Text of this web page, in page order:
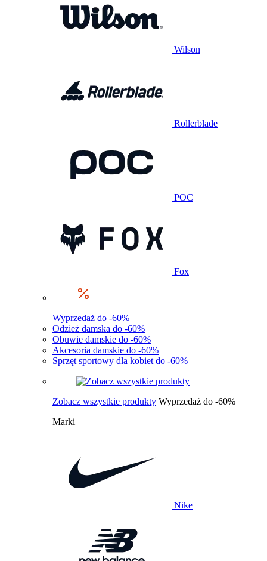
Wilson
Rollerblade
POC
Fox
Wyprzedaż do -60%
Odzież damska do -60%
Obuwie damskie do -60%
Akcesoria damskie do -60%
Sprzęt sportowy dla kobiet do -60%
Zobacz wszystkie produkty Wyprzedaż do -60%
Marki
Nike